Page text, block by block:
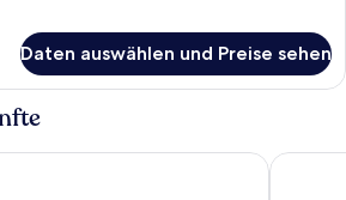
Daten auswählen und Preise sehen
- All inclusive Vincci